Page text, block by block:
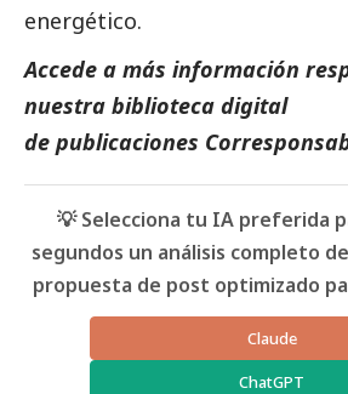
energético.
Accede a más información
nuestra biblioteca digital
de publicaciones
💡 Selecciona tu IA preferida
segundos un análisis completo
propuesta de post optimizado
Claude
ChatGPT